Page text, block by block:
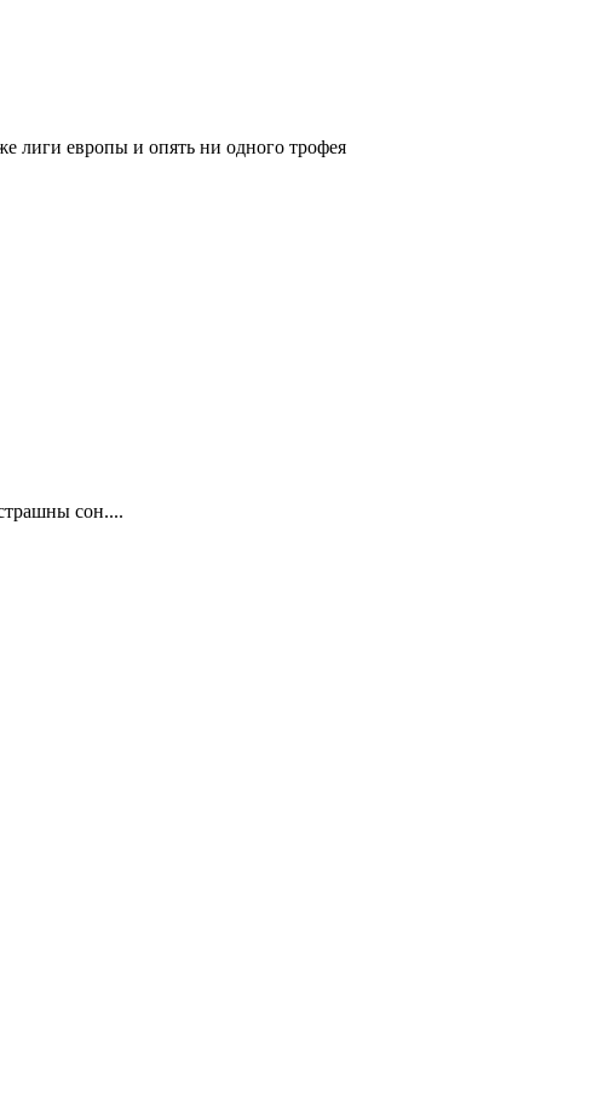
лиги европы и опять ни одного трофея
сон....